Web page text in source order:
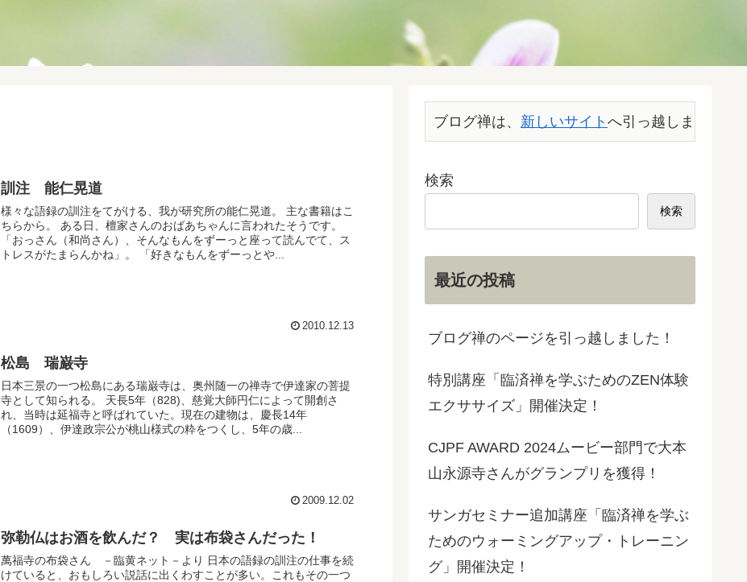
訓注 能仁晃道
様々な語録の訓注をてがける、我が研究所の能仁晃道。 主な書籍はこ
ちらから。 ある日、檀家さんのおばあちゃんに言われたそうです。
「おっさん（和尚さん）、そんなもんをずーっと座って読んでて、ス
トレスがたまらんかね」。 「好きなもんをずーっとや...
2010.12.13
松島 瑞巌寺
日本三景の一つ松島にある瑞巌寺は、奥州随一の禅寺で伊達家の菩提
寺として知られる。 天長5年（828)、慈覚大師円仁によって開創さ
れ、当時は延福寺と呼ばれていた。現在の建物は、慶長14年
（1609）、伊達政宗公が桃山様式の粋をつくし、5年の歳...
2009.12.02
弥勒仏はお酒を飲んだ？ 実は布袋さんだった！
萬福寺の布袋さん －臨黄ネット－より 日本の語録の訓注の仕事を続
けていると、おもしろい説話に出くわすことが多い。これもその一つ
ブログ禅は、 新しいサイトへ引っ越しました。
検索
検索
最近の投稿
ブログ禅のページを引っ越しました！
特別講座「臨済禅を学ぶためのZEN体験
エクササイズ」開催決定！
CJPF AWARD 2024ムービー部門で大本
山永源寺さんがグランプリを獲得！
サンガセミナー追加講座「臨済禅を学ぶ
ためのウォーミングアップ・トレーニン
グ」開催決定！